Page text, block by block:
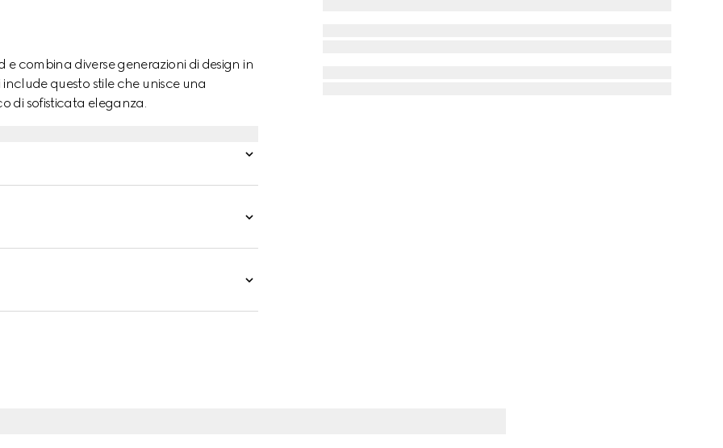
combina diverse generazioni di design in
questo stile che unisce una
di sofisticata eleganza.